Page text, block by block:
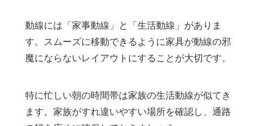
動線には「家事動線」と「生活動線」がありま
す。スムーズに移動できるように家具が動線の邪
魔にならないレイアウトにすることが大切です。
特に忙しい朝の時間帯は家族の生活動線が似てき
ます。家族がすれ違いやすい場所を確認し、通路